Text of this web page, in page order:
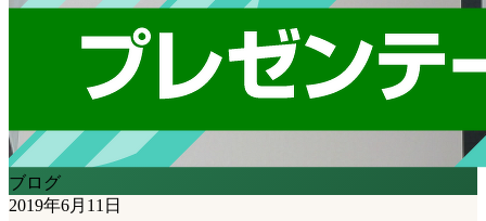
ブログ
2019年6月11日